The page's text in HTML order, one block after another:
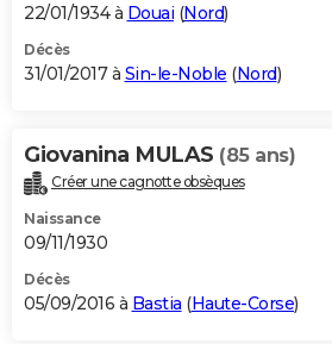
22/01/1934 à Douai (Nord)
Décès
31/01/2017 à Sin-le-Noble (Nord)
Giovanina MULAS (85 ans)
Créer une cagnotte obsèques
Naissance
09/11/1930
Décès
05/09/2016 à Bastia (Haute-Corse)